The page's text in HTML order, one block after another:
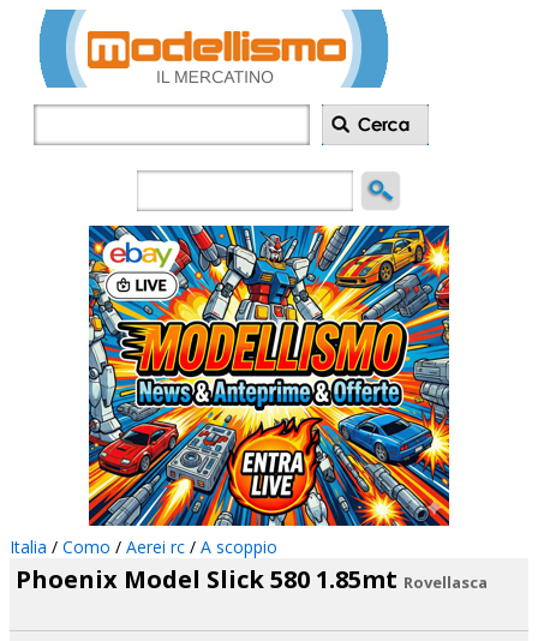
Italia / Como / Aerei rc / A scoppio
Phoenix Model Slick 580 1.85mt Rovellasca